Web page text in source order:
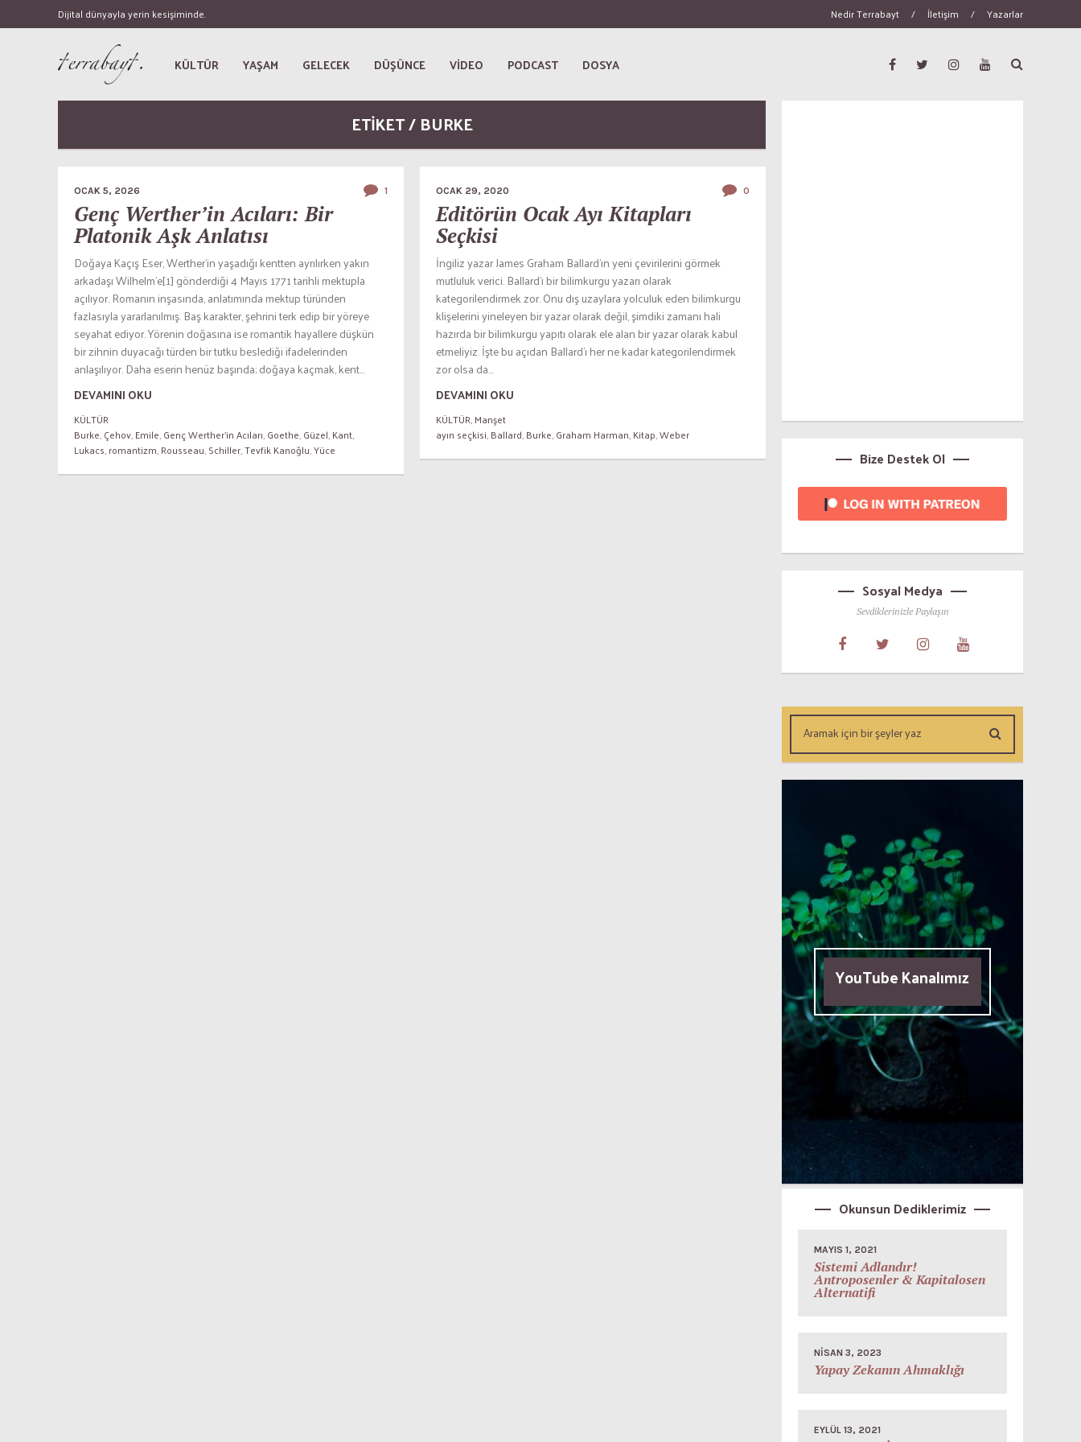
Dijital dünyayla yerin kesişiminde. Nedir Terrabayt / İletişim / Yazarlar
KÜLTÜR YAŞAM GELECEK DÜŞÜNCE VİDEO PODCAST DOSYA
ETİKET / BURKE
OCAK 5, 2026 1
Genç Werther’in Acıları: Bir
Platonik Aşk Anlatısı
Doğaya Kaçış Eser, Werther’in yaşadığı kentten ayrılırken yakın
arkadaşı Wilhelm’e[1] gönderdiği 4 Mayıs 1771 tarihli mektupla
açılıyor. Romanın inşasında, anlatımında mektup türünden
fazlasıyla yararlanılmış. Baş karakter, şehrini terk edip bir yöreye
seyahat ediyor. Yörenin doğasına ise romantik hayallere düşkün
bir zihnin duyacağı türden bir tutku beslediği ifadelerinden
anlaşılıyor. Daha eserin henüz başında; doğaya kaçmak, kent...
DEVAMINI OKU
KÜLTÜR
Burke,Çehov,Emile,Genç Werther'in Acıları,Goethe,Güzel,Kant,
Lukacs,romantizm,Rousseau,Schiller,Tevfik Kanoğlu,Yüce
OCAK 29, 2020 0
Editörün Ocak Ayı Kitapları
Seçkisi
İngiliz yazar James Graham Ballard’ın yeni çevirilerini görmek
mutluluk verici. Ballard’ı bir bilimkurgu yazarı olarak
kategorilendirmek zor. Onu dış uzaylara yolculuk eden bilimkurgu
klişelerini yineleyen bir yazar olarak değil, şimdiki zamanı hali
hazırda bir bilimkurgu yapıtı olarak ele alan bir yazar olarak kabul
etmeliyiz. İşte bu açıdan Ballard’ı her ne kadar kategorilendirmek
zor olsa da...
DEVAMINI OKU
KÜLTÜR,Manşet
ayın seçkisi,Ballard,Burke,Graham Harman,Kitap,Weber
Bize Destek Ol
Sosyal Medya
Sevdiklerinizle Paylaşın
YouTube Kanalımız
Okunsun Dediklerimiz
MAYIS 1, 2021
Sistemi Adlandır!
Antroposenler & Kapitalosen
Alternatifi
NISAN 3, 2023
Yapay Zekanın Ahmaklığı
EYLÜL 13, 2021